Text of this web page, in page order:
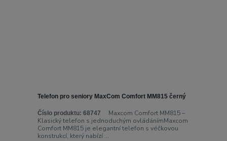
Telefon pro seniory MaxCom Comfort MM815 černý
Číslo produktu: 68747
Maxcom Comfort MM815 –
Klasický telefon s jednoduchým ovládánímMaxcom
Comfort MM815 je elegantní telefon s véčkovou
konstrukcí, který nabízí ...